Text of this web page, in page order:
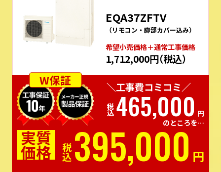
EQA37ZFTV
（リモコン・脚部カバー込み）
希望⼩売価格＋通常⼯事価格
1,712,000円（税込）
W保証
＼工事費コミコミ／
税込465,000 円
のところを…
実質
価格 税込395,000 円